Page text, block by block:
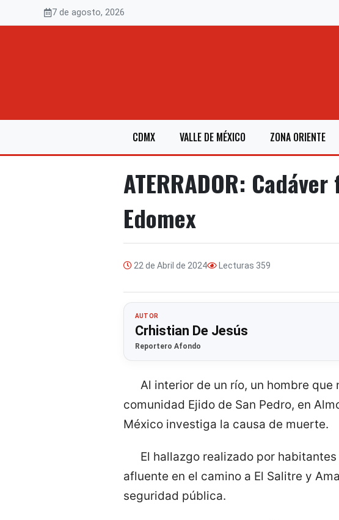
7 de agosto, 2026
CDMX VALLE DE MÉXICO ZONA ORIENTE
ATERRADOR:
Edomex
22 de Abril de 2024 Lecturas 359
AUTOR
Crhistian De Jesús
Reportero Afondo
Al interior de un río, un hombre
comunidad Ejido de San Pedro, en
México investiga la causa de muerte.
El hallazgo realizado por
afluente en el camino a El Salitre y
seguridad pública.